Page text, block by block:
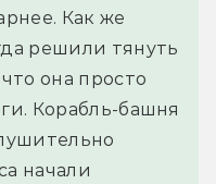
Как же
решили тянуть
она просто
Корабль-башня
начали